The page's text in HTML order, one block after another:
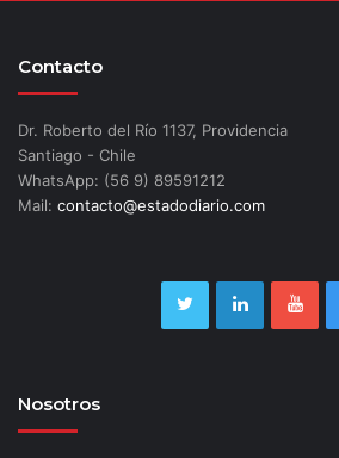
Contacto
Dr. Roberto del Río 1137, Providencia
Santiago - Chile
WhatsApp: (56 9) 89591212
Mail: contacto@estadodiario.com
Nosotros